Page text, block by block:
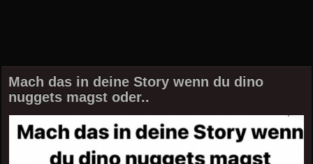
Mach das in deine Story wenn du dino
nuggets magst oder..